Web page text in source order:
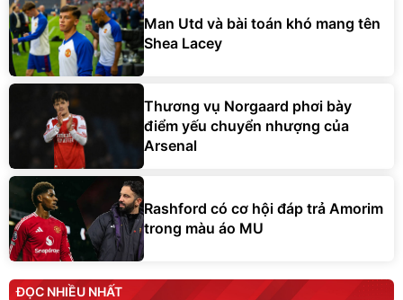
Man Utd và bài toán khó mang tên
Shea Lacey
Thương vụ Norgaard phơi bày
điểm yếu chuyển nhượng của
Arsenal
Rashford có cơ hội đáp trả Amorim
trong màu áo MU
ĐỌC NHIỀU NHẤT